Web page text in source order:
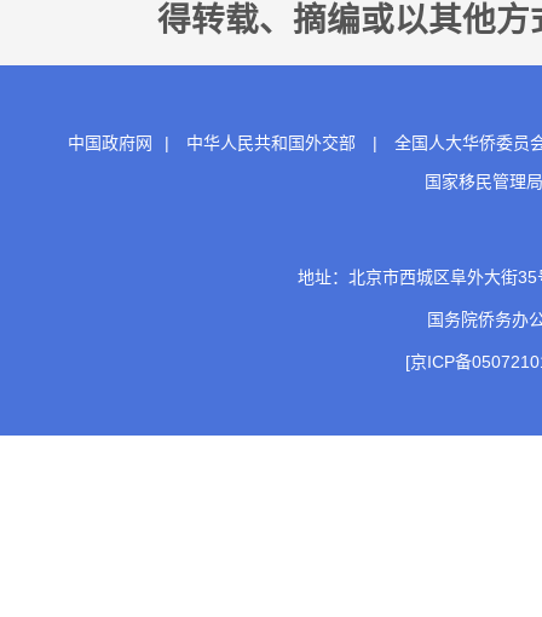
得转载、摘编或以其他方
中国政府网 | 中华人民共和国外交部 |
全国人大华侨委员
国家移民管理局
地址：北京市西城区阜外大街
国务院侨务
[京ICP备